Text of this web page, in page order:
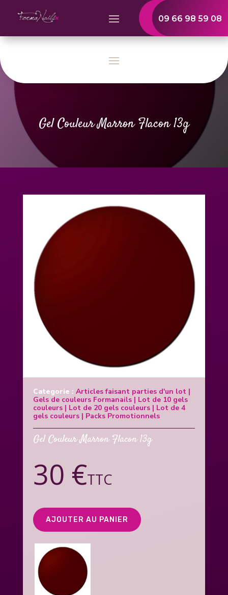
09 66 98 59 08
Gel Couleur Marron Flacon 13g
Categorie : Articles faisant parties d'un lot|
Gels de couleurs Formanails| Lot de 10 gels
couleurs| Lot de 20 gels couleurs| Lot de 4
gels couleurs| Packs Promotionnels
Gel Couleur Marron Flacon 13g
30 €TTC